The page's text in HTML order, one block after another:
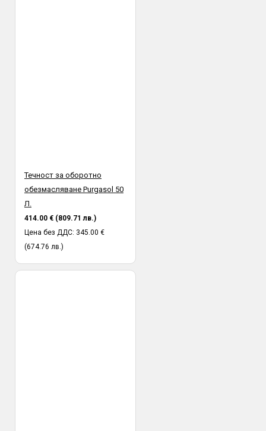
Течност за оборотно
обезмасляване Purgasol 50
Л.
414.00 € (809.71 лв.)
Цена без ДДС: 345.00 €
(674.76 лв.)